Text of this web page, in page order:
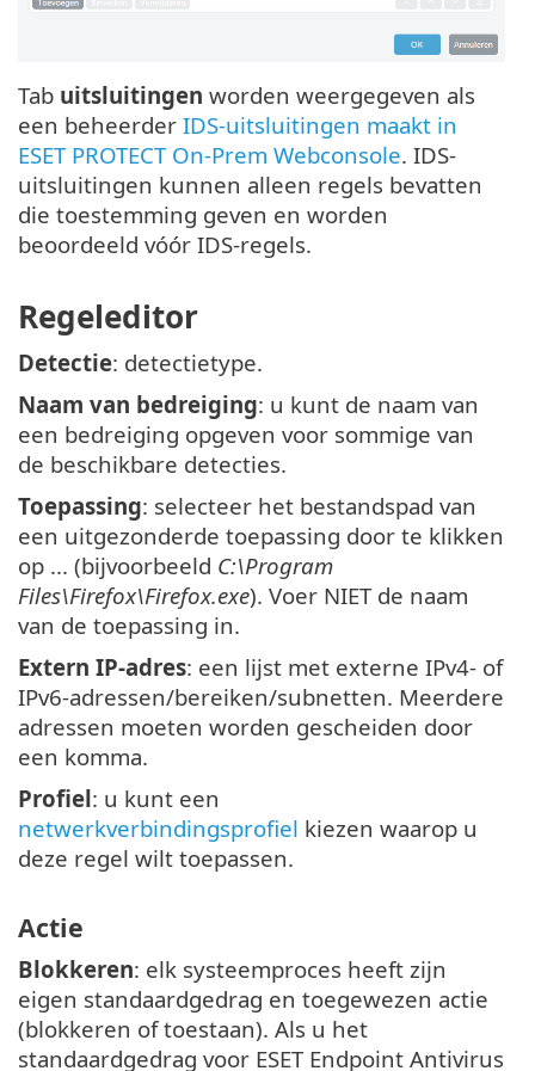
Tab uitsluitingen worden weergegeven als
een beheerder IDS-uitsluitingen maakt in
ESET PROTECT On-Prem Webconsole. IDS-
uitsluitingen kunnen alleen regels bevatten
die toestemming geven en worden
beoordeeld vóór IDS-regels.
Regeleditor
Detectie: detectietype.
Naam van bedreiging: u kunt de naam van
een bedreiging opgeven voor sommige van
de beschikbare detecties.
Toepassing: selecteer het bestandspad van
een uitgezonderde toepassing door te klikken
op ... (bijvoorbeeld C:\Program
Files\Firefox\Firefox.exe). Voer NIET de naam
van de toepassing in.
Extern IP-adres: een lijst met externe IPv4- of
IPv6-adressen/bereiken/subnetten. Meerdere
adressen moeten worden gescheiden door
een komma.
Profiel: u kunt een
netwerkverbindingsprofiel kiezen waarop u
deze regel wilt toepassen.
Actie
Blokkeren: elk systeemproces heeft zijn
eigen standaardgedrag en toegewezen actie
(blokkeren of toestaan). Als u het
standaardgedrag voor ESET Endpoint Antivirus